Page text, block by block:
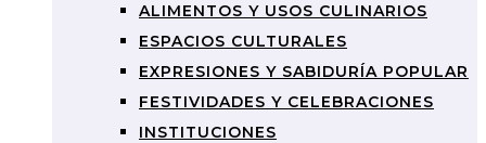
ALIMENTOS Y USOS CULINARIOS
ESPACIOS CULTURALES
EXPRESIONES Y SABIDURÍA POPULAR
FESTIVIDADES Y CELEBRACIONES
INSTITUCIONES